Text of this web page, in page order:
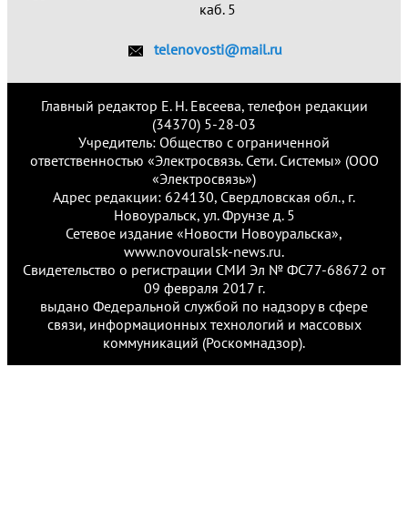
каб. 5
telenovosti@mail.ru
Главный редактор Е. Н. Евсеева, телефон редакции
(34370) 5-28-03
Учредитель: Общество с ограниченной
ответственностью «Электросвязь. Сети. Системы» (ООО
«Электросвязь»)
Адрес редакции: 624130, Свердловская обл., г.
Новоуральск, ул. Фрунзе д. 5
Сетевое издание «Новости Новоуральска»,
www.novouralsk-news.ru.
Свидетельство о регистрации СМИ Эл № ФС77-68672 от
09 февраля 2017 г.
выдано Федеральной службой по надзору в сфере
связи, информационных технологий и массовых
коммуникаций (Роскомнадзор).